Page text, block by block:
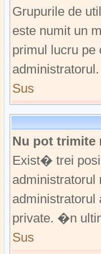
Grupurile de
este numit un
primul lucru
administratorul.
Sus
Nu pot trimite
Exist� trei
private. �n
Sus